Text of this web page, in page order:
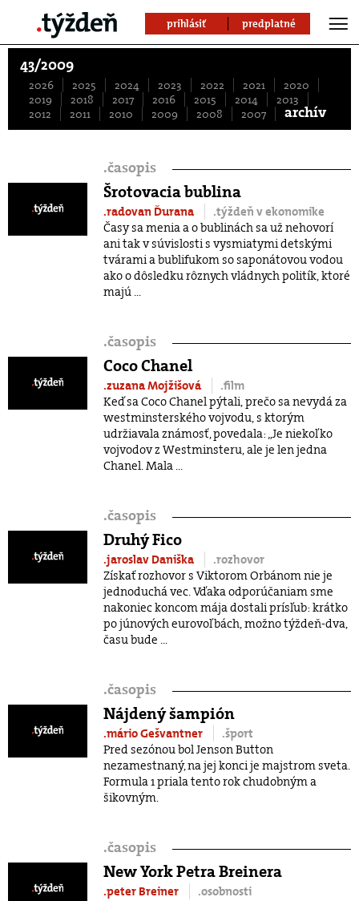
prihlásiť predplatné
43/2009
2026 2025 2024 2023 2022 2021
2020
2019
2018 2017 2016 2015 2014
2013
2012
2011 2010 2009 2008 2007 archív
.časopis
Šrotovacia bublina
.radovan Ďurana
.týždeň v ekonomike
Časy sa menia a o bublinách sa už nehovorí
ani tak v súvislosti s vysmiatymi detskými
tvárami a bublifukom so saponátovou vodou
ako o dôsledku rôznych vládnych politík, ktoré
majú ...
.časopis
Coco Chanel
.zuzana Mojžišová
.film
Keď sa Coco Chanel pýtali, prečo sa nevydá za
westminsterského vojvodu, s ktorým
udržiavala známosť, povedala: „Je niekoľko
vojvodov z Westminsteru, ale je len jedna
Chanel. Mala ...
.časopis
Druhý Fico
.jaroslav Daniška
.rozhovor
Získať rozhovor s Viktorom Orbánom nie je
jednoduchá vec. Vďaka odporúčaniam sme
nakoniec koncom mája dostali prísľub: krátko
po júnových eurovoľbách, možno týždeň-dva,
času bude ...
.časopis
Nájdený šampión
.mário Gešvantner
.šport
Pred sezónou bol Jenson Button
nezamestnaný, na jej konci je majstrom sveta.
Formula 1 priala tento rok chudobným a
šikovným.
.časopis
New York Petra Breinera
.peter Breiner
.osobnosti